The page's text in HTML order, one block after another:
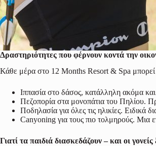
Δραστηριότητες που φέρνουν κοντά την
Κάθε μέρα στο 12 Months Resort & Spa μπορεί
Ιππασία στο δάσος, κατάλληλη ακόμα
Πεζοπορία στα μονοπάτια του Πηλίου.
Ποδηλασία για όλες τις ηλικίες. Ειδικά
Canyoning για τους πιο τολμηρούς. Μια
Γιατί τα παιδιά διασκεδάζουν – και οι γονείς